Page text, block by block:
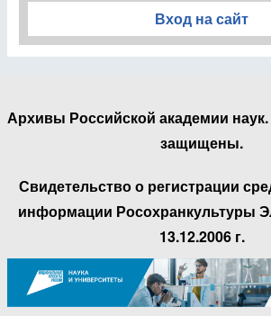
Вход на сайт
Архивы Российской академии
защищены.
Свидетельство о регистрации
информации Росохранкультуры
13.12.2006 г.